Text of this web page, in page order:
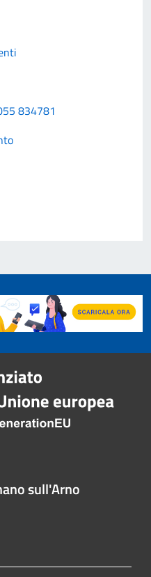
834781
sull'Arno